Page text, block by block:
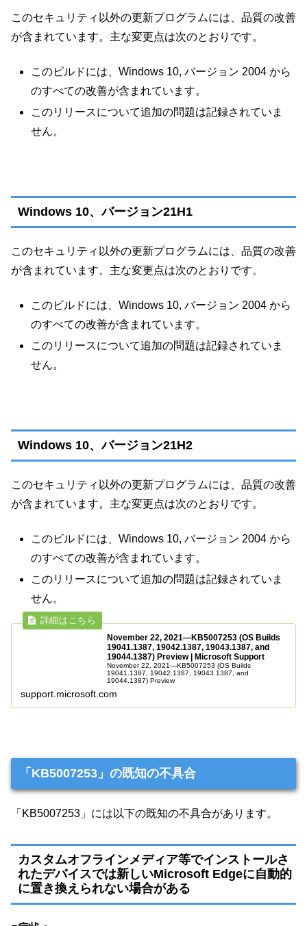
このセキュリティ以外の更新プログラムには、品質の改善
が含まれています。主な変更点は次のとおりです。
このビルドには、Windows 10, バージョン 2004 から
のすべての改善が含まれています。
このリリースについて追加の問題は記録されていま
せん。
Windows 10、バージョン21H1
このセキュリティ以外の更新プログラムには、品質の改善
が含まれています。主な変更点は次のとおりです。
このビルドには、Windows 10, バージョン 2004 から
のすべての改善が含まれています。
このリリースについて追加の問題は記録されていま
せん。
Windows 10、バージョン21H2
このセキュリティ以外の更新プログラムには、品質の改善
が含まれています。主な変更点は次のとおりです。
このビルドには、Windows 10, バージョン 2004 から
のすべての改善が含まれています。
このリリースについて追加の問題は記録されていま
せん。
November 22, 2021—KB5007253 (OS Builds
19041.1387, 19042.1387, 19043.1387, and
19044.1387) Preview | Microsoft Support
November 22, 2021—KB5007253 (OS Builds
19041.1387, 19042.1387, 19043.1387, and
19044.1387) Preview
support.microsoft.com
「KB5007253」の既知の不具合
「KB5007253」には以下の既知の不具合があります。
カスタムオフラインメディア等でインストールさ
れたデバイスでは新しいMicrosoft Edgeに自動的
に置き換えられない場合がある